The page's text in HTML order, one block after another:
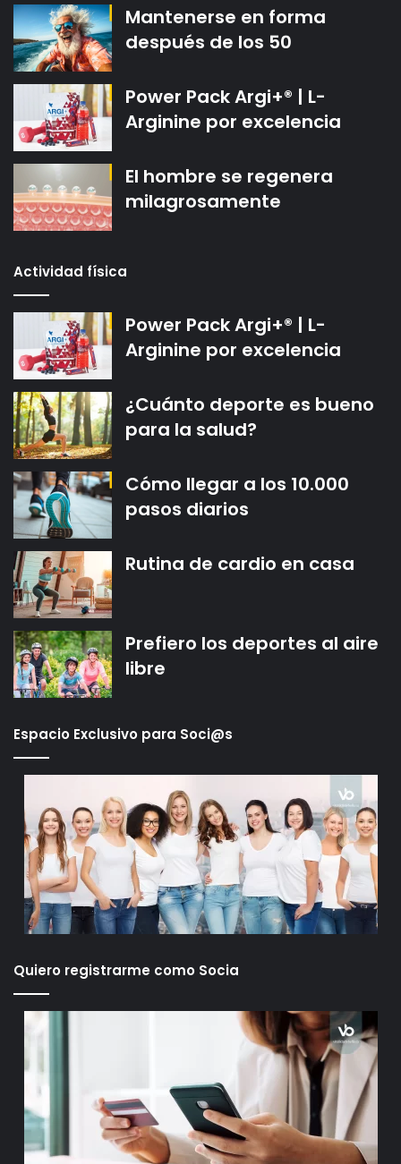
Mantenerse en forma
después de los 50
Power Pack Argi+® | L-
Arginine por excelencia
El hombre se regenera
milagrosamente
Actividad física
Power Pack Argi+® | L-
Arginine por excelencia
¿Cuánto deporte es bueno
para la salud?
Cómo llegar a los 10.000
pasos diarios
Rutina de cardio en casa
Prefiero los deportes al aire
libre
Espacio Exclusivo para Soci@s
Quiero registrarme como Socia